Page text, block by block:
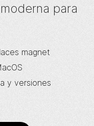
para
magnet
y versiones